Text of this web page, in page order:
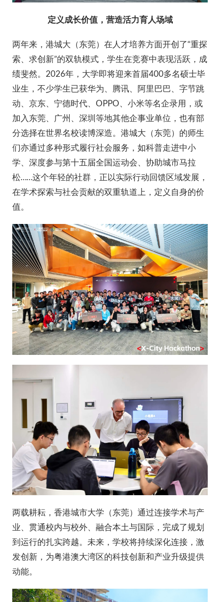
定义成长价值，营造活力育人场域
两年来，港城大（东莞）在人才培养方面开创了“重探
索、求创新”的双轨模式，学生在竞赛中表现活跃，成
绩斐然。2026年，大学即将迎来首届400多名硕士毕
业生，不少学生已获华为、腾讯、阿里巴巴、字节跳
动、京东、宁德时代、OPPO、小米等名企录用，或
加入东莞、广州、深圳等地其他企事业单位，也有部
分选择在世界名校读博深造。港城大（东莞）的师生
们亦通过多种形式履行社会服务，如科普走进中小
学、深度参与第十五届全国运动会、协助城市马拉
松……这个年轻的社群，正以实际行动回馈区域发展，
在学术探索与社会贡献的双重轨道上，定义自身的价
值。
两载耕耘，香港城市大学（东莞）通过连接学术与产
业、贯通校内与校外、融合本土与国际，完成了规划
到运行的扎实跨越。未来，学校将持续深化连接，激
发创新，为粤港澳大湾区的科技创新和产业升级提供
动能。